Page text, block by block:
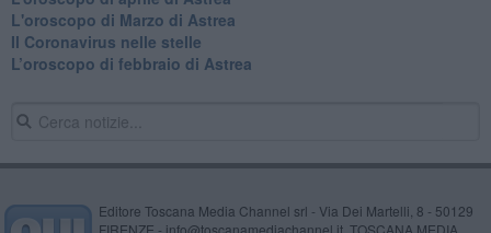
L'oroscopo di Marzo di Astrea
Il Coronavirus nelle stelle
​L’oroscopo di febbraio di Astrea
Editore Toscana Media Channel srl - Via Dei Martelli, 8 - 50129
FIRENZE - info@toscanamediachannel.it. TOSCANA MEDIA